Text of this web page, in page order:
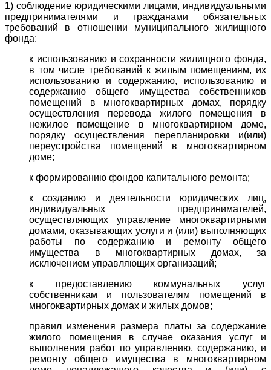
1) соблюдение юридическими лицами, индивидуальными
предпринимателями и гражданами обязательных
требований в отношении муниципального жилищного
фонда:
к использованию и сохранности жилищного фонда,
в том числе требований к жилым помещениям, их
использованию и содержанию, использованию и
содержанию общего имущества собственников
помещений в многоквартирных домах, порядку
осуществления перевода жилого помещения в
нежилое помещение в многоквартирном доме,
порядку осуществления перепланировки и(или)
переустройства помещений в многоквартирном
доме;
к формированию фондов капитального ремонта;
к созданию и деятельности юридических лиц,
индивидуальных предпринимателей,
осуществляющих управление многоквартирными
домами, оказывающих услуги и (или) выполняющих
работы по содержанию и ремонту общего
имущества в многоквартирных домах, за
исключением управляющих организаций;
к предоставлению коммунальных услуг
собственникам и пользователям помещений в
многоквартирных домах и жилых домов;
правил изменения размера платы за содержание
жилого помещения в случае оказания услуг и
выполнения работ по управлению, содержанию, и
ремонту общего имущества в многоквартирном